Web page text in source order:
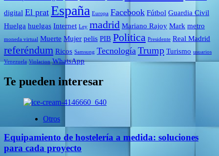
digital El prat España Europa Facebook Fútbol Guardia Civil
Huelga huelgas Internet Ley madrid Mariano Rajoy Mark metro
moneda virtual Muerte Mujer pelis PIB Politica Presidente Real Madrid
referéndum Ricos Samsung Tecnología Trump Turismo usuarios
Venezuela Violacion WhatsApp
Te pueden interesar
Otros
Equipamiento de hostelería a medida: soluciones
para cada proyecto